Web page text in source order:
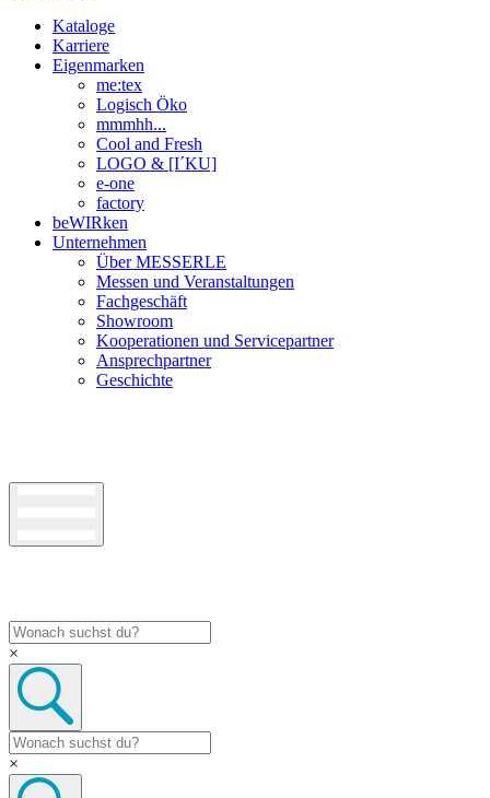
Kataloge
Karriere
Eigenmarken
me:tex
Logisch Öko
mmmhh...
Cool and Fresh
LOGO & [I´KU]
e-one
factory
beWIRken
Unternehmen
Über MESSERLE
Messen und Veranstaltungen
Fachgeschäft
Showroom
Kooperationen und Servicepartner
Ansprechpartner
Geschichte
×
×